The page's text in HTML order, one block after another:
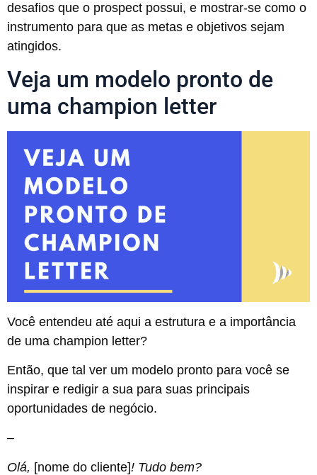
desafios que o prospect possui, e mostrar-se como o
instrumento para que as metas e objetivos sejam
atingidos.
Veja um modelo pronto de
uma champion letter
Você entendeu até aqui a estrutura e a importância
de uma champion letter?
Então, que tal ver um modelo pronto para você se
inspirar e redigir a sua para suas principais
oportunidades de negócio.
–
Olá, [nome do cliente]! Tudo bem?